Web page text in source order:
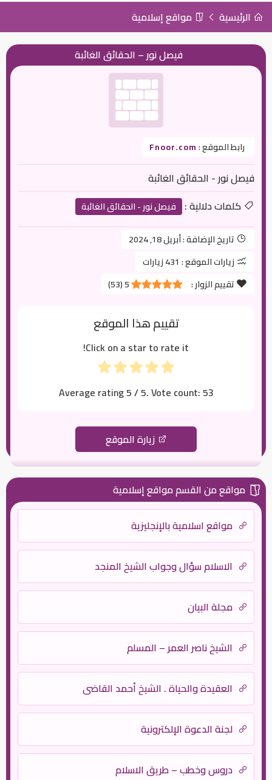
الرئيسية مواقع إسلامية
فيصل نور – الحقائق الغائبة
رابط الموقع :Fnoor.com
فيصل نور - الحقائق الغائبة
كلمات دلالية :
فيصل نور - الحقائق الغائبة
تاريخ الإضافة :أبريل 18, 2024
زيارات الموقع : 431 زيارات
تقييم الزوار :
5
(
53
)
تقييم هذا الموقع
Click on a star to rate it!
Average rating5/ 5. Vote count:53
زيارة الموقع
مواقع من القسم مواقع إسلامية
مواقع اسلامية بالإنجليزية
الاسلام سؤال وجواب الشيخ المنجد
مجلة البيان
الشيخ ناصر العمر – المسلم
العقيدة والحياة . الشيخ أحمد القاضي
لجنة الدعوة الإلكترونية
دروس وخطب – طريق الاسلام